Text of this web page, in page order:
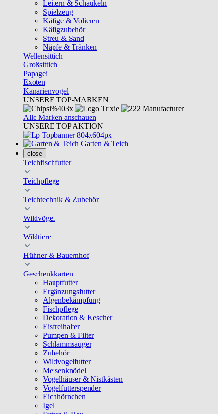
Leitern & Schaukeln
Spielzeug
Käfige & Volieren
Käfigzubehör
Streu & Sand
Näpfe & Tränken
Wellensittich
Großsittich
Papagei
Exoten
Kanarienvogel
UNSERE TOP-MARKEN
Alle Marken anschauen
UNSERE TOP AKTION
Garten & Teich
close
Teichfischfutter
Teichpflege
Teichtechnik & Zubehör
Wildvögel
Wildtiere
Hühner & Bauernhof
Geschenkkarten
Hauptfutter
Ergänzungsfutter
Algenbekämpfung
Fischpflege
Dekoration & Kescher
Eisfreihalter
Pumpen & Filter
Schlammsauger
Zubehör
Wildvogelfutter
Meisenknödel
Vogelhäuser & Nistkästen
Vogelfutterspender
Eichhörnchen
Igel